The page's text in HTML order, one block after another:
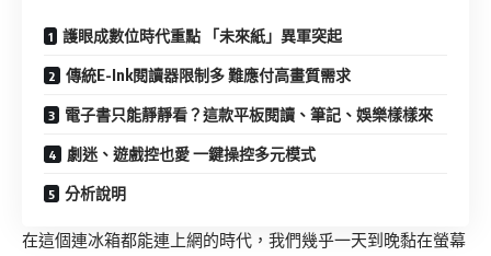
護眼成數位時代重點 「未來紙」異軍突起
傳統E-Ink閱讀器限制多 難應付高畫質需求
電子書只能靜靜看？這款平板閱讀、筆記、娛樂樣樣來
劇迷、遊戲控也愛 一鍵操控多元模式
分析說明
在這個連冰箱都能連上網的時代，我們幾乎一天到晚黏在螢幕